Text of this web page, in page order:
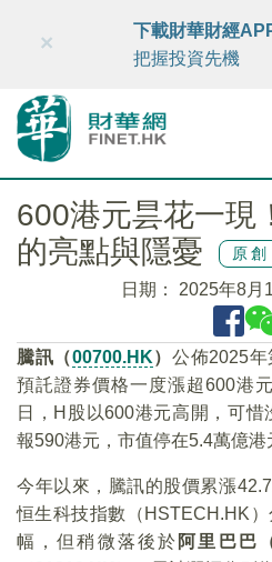
財華智庫網 FINTV
×
下載財華財經
把握投資先機
600港元昙花一現
的亮點與隱憂
原創
日期： 2025年8月
騰訊（00700.HK）公佈2025
預託證券價格一度漲超600港
日，H股以600港元高開，可
報590港元，市值停在5.4萬億港
今年以來，騰訊的股價累漲
恒生科技指數（HSTECH.HK
幅，但稍微落後於 阿里巴巴